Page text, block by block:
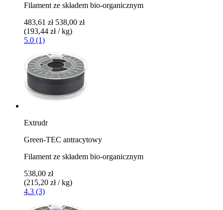
Filament ze składem bio-organicznym
483,61 zł 538,00 zł
(193,44 zł / kg)
5.0 (1)
Extrudr
Green-TEC antracytowy
Filament ze składem bio-organicznym
538,00 zł
(215,20 zł / kg)
4.3 (3)